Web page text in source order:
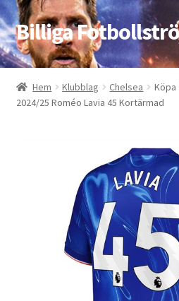
Hoppa
till
navigering
Hoppa
till
innehåll
Billiga
Hem
Bloggar
Kontakta oss
Mitt konto
Hem Klubblag Chelsea
Köpa
2024/25 Roméo Lavia 45 Kortärmad